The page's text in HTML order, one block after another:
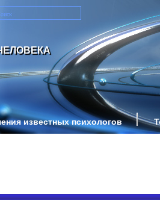
известных психологов